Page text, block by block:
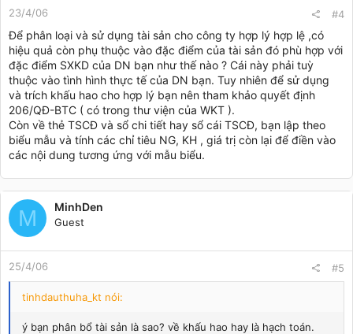
23/4/06 #4
Để phân loại và sử dụng tài sản cho công ty hợp lý hợp lệ ,có
hiệu quả còn phụ thuộc vào đặc điểm của tài sản đó phù hợp với
đặc điểm SXKD của DN bạn như thế nào ? Cái này phải tuỳ
thuộc vào tình hình thực tế của DN bạn. Tuy nhiên để sử dụng
và trích khấu hao cho hợp lý bạn nên tham khảo quyết định
206/QĐ-BTC ( có trong thư viện của WKT ).
Còn về thẻ TSCĐ và sổ chi tiết hay sổ cái TSCĐ, bạn lập theo
biểu mẫu và tính các chỉ tiêu NG, KH , giá trị còn lại để điền vào
các nội dung tương ứng với mẫu biểu.
M MinhDen
Guest
25/4/06 #5
tinhdauthuha_kt nói:
ý bạn phân bổ tài sản là sao? về khấu hao hay là hạch toán.